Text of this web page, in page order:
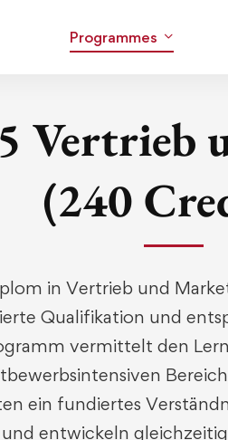
Programmes
Vertrieb
(240
in Vertrieb und
Qualifikation und
vermittelt den
ein fundiertes
entwickeln